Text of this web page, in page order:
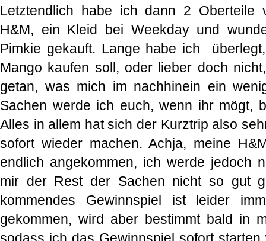
Letztendlich habe ich dann 2 Oberteile
H&M, ein Kleid bei Weekday und
Pimkie gekauft. Lange habe ich
Mango kaufen soll, oder lieber doch
getan, was mich im nachhinein ein
Sachen werde ich euch, wenn ihr mögt,
Alles in allem hat sich der Kurztrip also
sofort wieder machen. Achja, meine
endlich angekommen, ich werde jedoch
mir der Rest der Sachen nicht so gut
kommendes Gewinnspiel ist leider
gekommen, wird aber bestimmt bald in